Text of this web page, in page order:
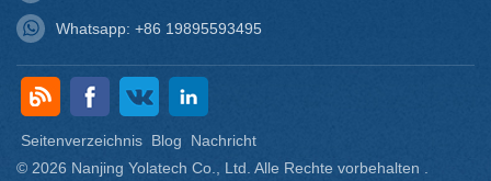
Whatsapp: +86 19895593495
Seitenverzeichnis Blog
Nachricht
© 2026 Nanjing Yolatech Co., Ltd. Alle Rechte vorbehalten .